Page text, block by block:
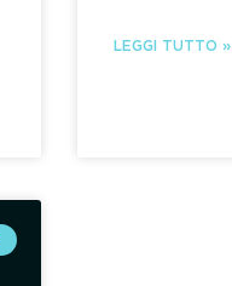
LEGGI TUTTO »